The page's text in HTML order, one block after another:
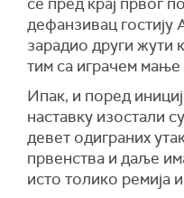
дефанзивац гостију
зарадио други жути
тим са играчем
Ипак, и поред
наставку изостали
девет одиграних
првенства и даље
исто толико ремија